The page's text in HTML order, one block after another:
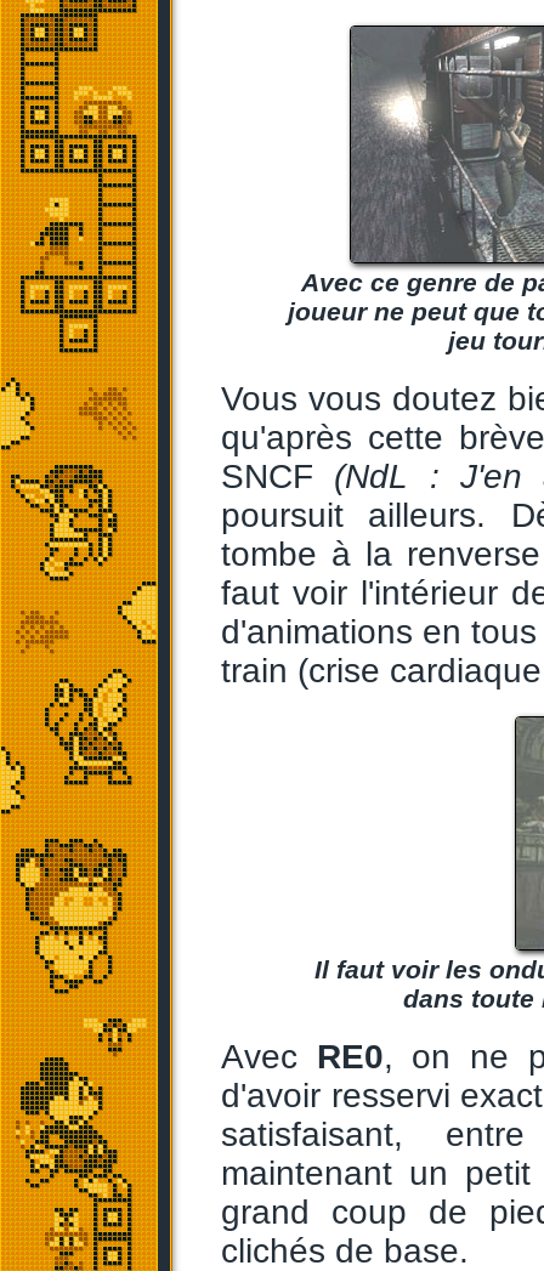
Avec ce genre de
joueur ne peut que
jeu
Vous vous doutez
qu'après cette
SNCF (NdL : J'en
poursuit ailleurs.
tombe à la
faut voir l'intérieur
d'animations en
train (crise
Il faut voir les
dans toute
Avec RE0, on ne
d'avoir resservi
satisfaisant,
maintenant un
grand coup de
clichés de base.